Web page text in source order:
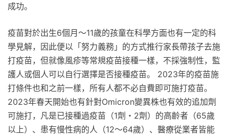
成功。
疫苗對於出生6個月～11歲的孩童在科學方面也有一定的科
學見解，因此便以「努力義務」的方式推行家長帶孩子去施
打疫苗，但就像風疹等常規疫苗接種一樣，不採強制性，監
護人或個人可以自行選擇是否接種疫苗。 2023年的疫苗施
打條件也和之前一樣，所有人都不必自費即可施打疫苗。
2023年春天開始也有針對Omicron變異株也有效的追加劑
可施打，凡是已接種過疫苗（1劑・2劑）的高齡者（65歲
以上）、患有慢性病的人（12～64歲）、醫療從業者皆能